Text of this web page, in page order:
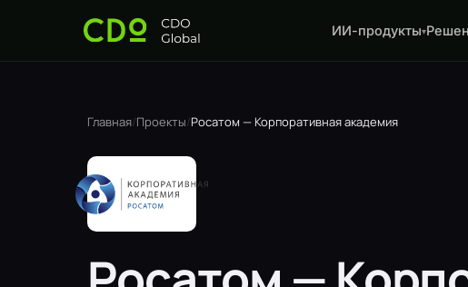
ИИ-продукты▾
Главная/Проекты/Росатом — Корпоративная академия